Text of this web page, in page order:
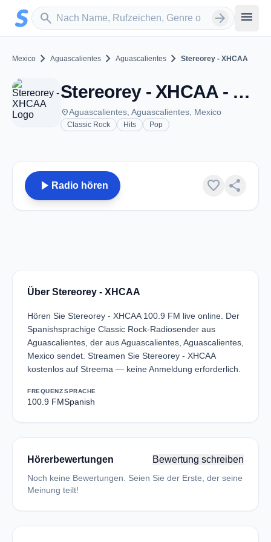
Zum Hauptinhalt springen
search
Sender suchen arrow_forward menu
Mexico chevron_right Aguascalientes chevron_right Aguascalientes chevron_right Stereorey - XHCAA
Stereorey - XHCAA - FM 100.9 - Aguascalientes, AG
placeAguascalientes, Aguascalientes, Mexico
Classic Rock Hits Pop
play_arrow Radio hören favorite share
Über Stereorey - XHCAA
Hören Sie Stereorey - XHCAA 100.9 FM live online. Der
Spanishsprachige Classic Rock-Radiosender aus
Aguascalientes, der aus Aguascalientes, Aguascalientes,
Mexico sendet. Streamen Sie Stereorey - XHCAA
kostenlos auf Streema — keine Anmeldung erforderlich.
FREQUENZ
100.9 FM
SPRACHE
Spanish
Hörerbewertungen Bewertung schreiben
Noch keine Bewertungen. Seien Sie der Erste, der seine
Meinung teilt!